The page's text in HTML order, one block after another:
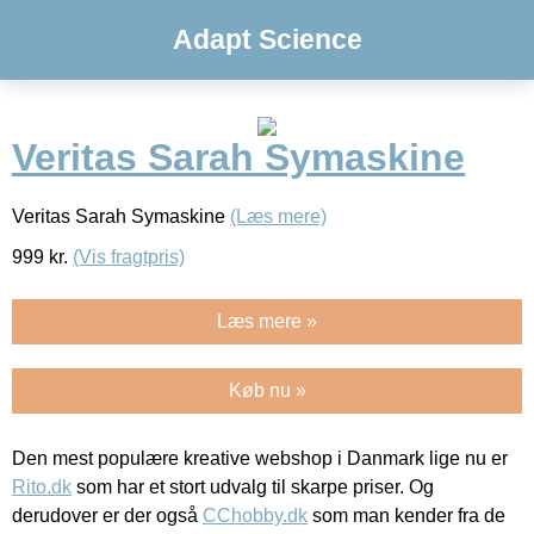
Adapt Science
Veritas Sarah Symaskine
Veritas Sarah Symaskine (Læs mere)
999 kr. (Vis fragtpris)
Læs mere »
Køb nu »
Den mest populære kreative webshop i Danmark lige nu er
Rito.dk som har et stort udvalg til skarpe priser. Og
derudover er der også CChobby.dk som man kender fra de